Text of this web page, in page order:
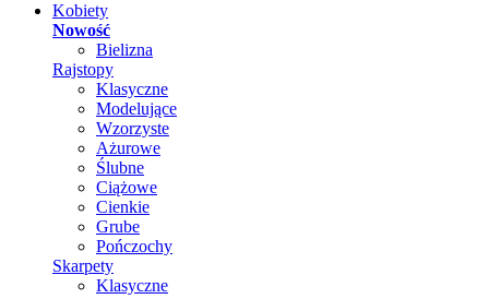
Kobiety
Nowość
Bielizna
Rajstopy
Klasyczne
Modelujące
Wzorzyste
Ażurowe
Ślubne
Ciążowe
Cienkie
Grube
Pończochy
Skarpety
Klasyczne